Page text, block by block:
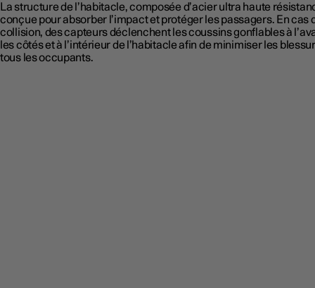
La structure de l’habitacle, composée d’acier ultra haute
conçue pour absorber l’impact et protéger les passagers. En cas
collision, des capteurs déclenchent les coussins gonflables à
les côtés et à l’intérieur de l’habitacle afin de minimiser les
tous les occupants.